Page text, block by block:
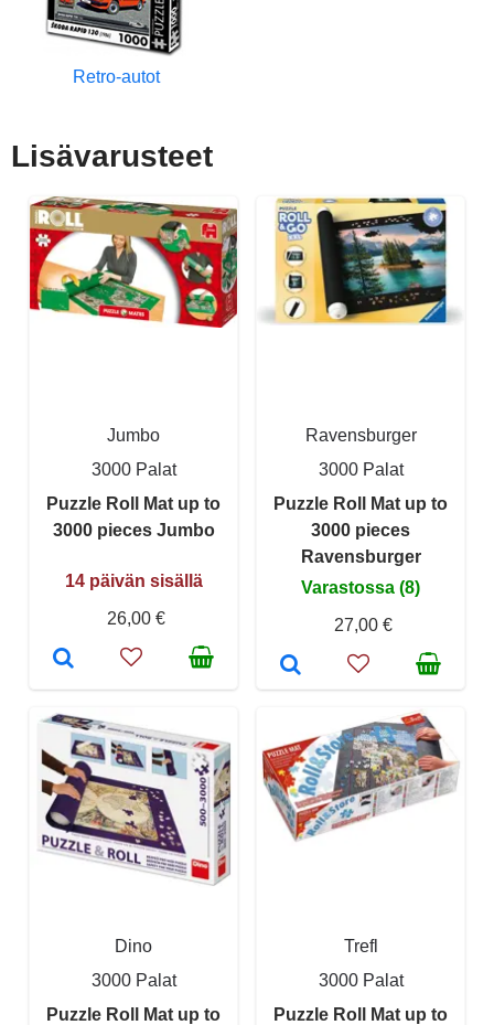
Retro-autot
Lisävarusteet
Jumbo
3000 Palat
Puzzle Roll Mat up to
3000 pieces Jumbo
14 päivän sisällä
26,00 €
Ravensburger
3000 Palat
Puzzle Roll Mat up to
3000 pieces
Ravensburger
Varastossa (8)
27,00 €
Dino
3000 Palat
Puzzle Roll Mat up to
Trefl
3000 Palat
Puzzle Roll Mat up to